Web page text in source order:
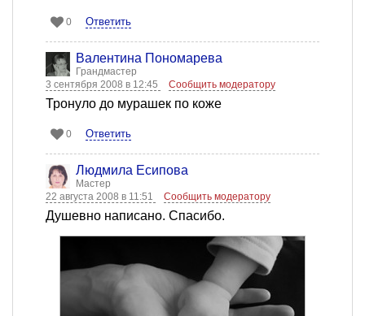
0 Ответить
Валентина Пономарева
Грандмастер
3 сентября 2008 в 12:45
Сообщить модератору
Тронуло до мурашек по коже
0 Ответить
Людмила Есипова
Мастер
22 августа 2008 в 11:51
Сообщить модератору
Душевно написано. Спасибо.